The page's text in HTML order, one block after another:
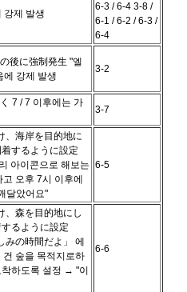
강제 발생
6-3 / 6-4 3-8 /
6-1 / 6-2 / 6-3 /
6-4
後に強制発生 "엘
에 강제 발생
3-2
7 / 7 이후에는 가
3-7
、海岸を目的地に
するように設定
아이콘으로 해보는
오후 7시 이후에
달았어요"
6-5
、森を目的地にし
るように設定
の時間だよ」
에
건 숲을 목적지로하
하도록 설정 → "이
6-6